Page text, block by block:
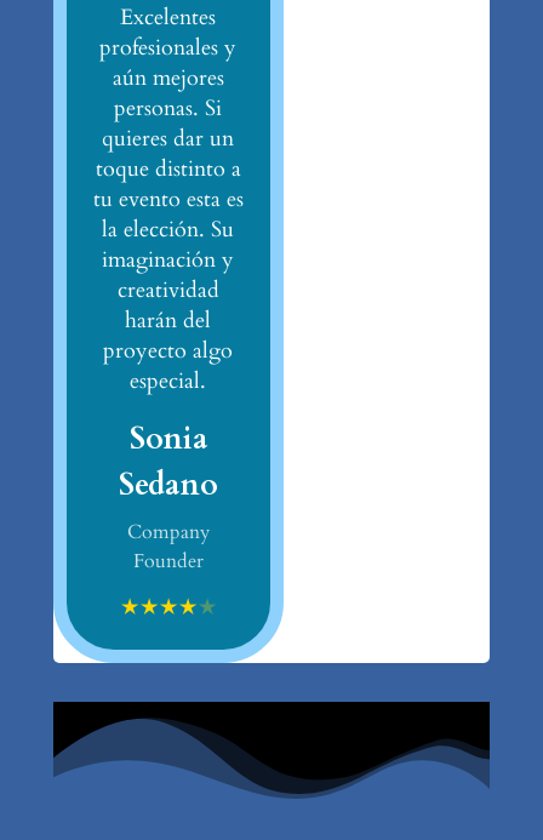
Excelentes
profesionales y
aún mejores
personas. Si
quieres dar un
toque distinto a
tu evento esta es
la elección. Su
imaginación y
creatividad
harán del
proyecto algo
especial.
Sonia
Sedano
Company
Founder
★★★★★